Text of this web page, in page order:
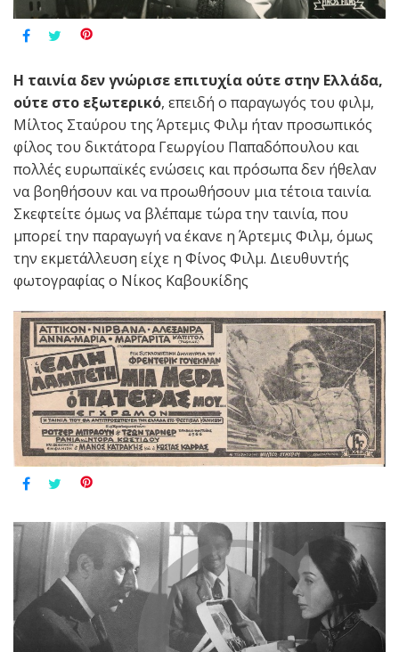
Η ταινία δεν γνώρισε επιτυχία ούτε στην Ελλάδα,
ούτε στο εξωτερικό, επειδή ο παραγωγός του φιλμ,
Μίλτος Σταύρου της Άρτεμις Φιλμ ήταν προσωπικός
φίλος του δικτάτορα Γεωργίου Παπαδόπουλου και
πολλές ευρωπαϊκές ενώσεις και πρόσωπα δεν ήθελαν
να βοηθήσουν και να προωθήσουν μια τέτοια ταινία.
Σκεφτείτε όμως να βλέπαμε τώρα την ταινία, που
μπορεί την παραγωγή να έκανε η Άρτεμις Φιλμ, όμως
την εκμετάλλευση είχε η Φίνος Φιλμ. Διευθυντής
φωτογραφίας ο Νίκος Καβουκίδης